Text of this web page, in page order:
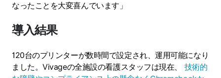
なったことを大変喜んでいます」
導入結果
120台のプリンターが数時間で設定され、運用可能になり
ました。Vivageの全施設の看護スタッフは現在、 技術的